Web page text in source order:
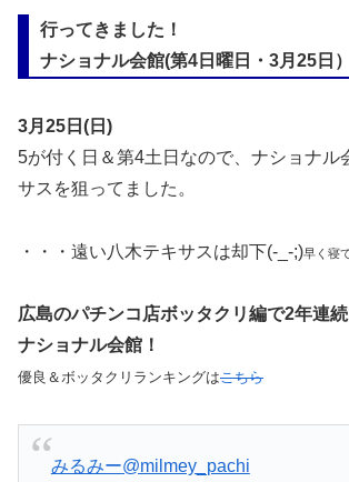
行ってきました！
ナショナル会館(第4日曜日・3月25日）
3月25日(日)
5が付く日＆第4土日なので、ナショナル
サスを狙ってました。
・・・遠い八木テキサスは却下(-_-;)早く寝
広島のパチンコ店ボッタクリ編で2年連
ナショナル会館！
優良＆ボッタクリランキングはこちら
みるみー@milmey_pachi